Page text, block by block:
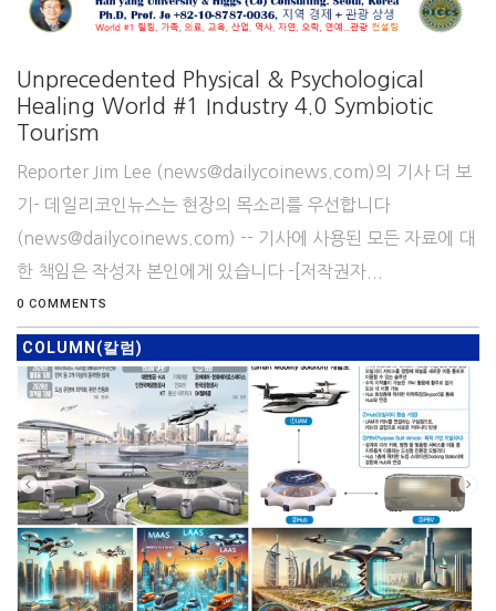
Unprecedented Physical & Psychological
Healing World #1 Industry 4.0 Symbiotic
Tourism
Reporter Jim Lee (news@dailycoinews.com)의 기사 더 보
기- 데일리코인뉴스는 현장의 목소리를 우선합니다
(news@dailycoinews.com) -- 기사에 사용된 모든 자료에 대
한 책임은 작성자 본인에게 있습니다 -[저작권자...
0 COMMENTS
COLUMN(칼럼)